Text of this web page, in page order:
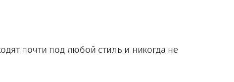
почти под любой стиль и никогда не